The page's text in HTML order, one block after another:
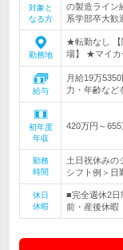
対象と
なる方
の製造ライン
系学部卒大歓
勤務地
★転勤なし 【
場】 ★マイカ
給与
月給19万
力・年齢など
初年度
年収
420万円～655
勤務
時間
土日祝休みの
シフト例＞日
休日
休暇
■完全週休2
前・産後休暇